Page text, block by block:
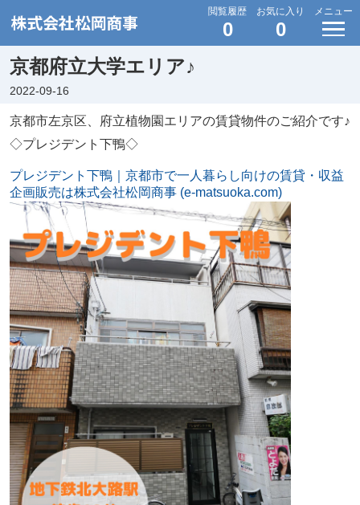
閲覧履歴
0
お気に入り
0
メニュー
京都府立大学エリア♪
2022-09-16
京都市左京区、府立植物園エリアの賃貸物件のご紹介です♪
◇プレジデント下鴨◇
プレジデント下鴨｜京都市で一人暮らし向けの賃貸・収益
企画販売は株式会社松岡商事 (e-matsuoka.com)